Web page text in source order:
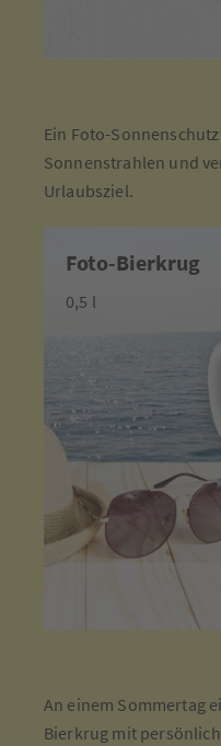
Ein Foto-
Sonnenstrahlen und
Urlaubsziel.
Foto-Bierkrug
0,5 l
An einem Sommertag
Bierkrug mit